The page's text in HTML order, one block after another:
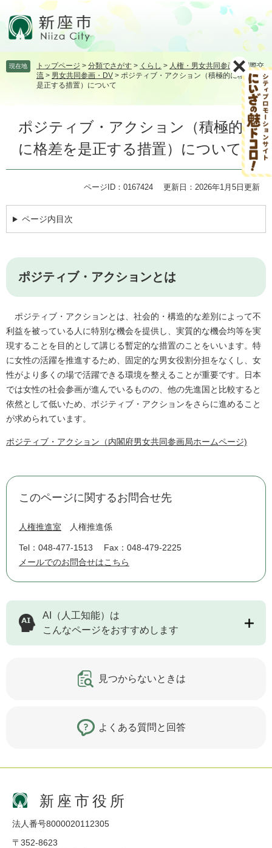
頭飛 現在地 トップページ > 分類でさがす > くらし > 人権・男女共同参画・国際交
流 > 男女共同参画・DV > ポジティブ・アクション（積極的に格差を
是正する措置）について
ポジティブ・アクション（積極的
に格差を是正する措置）について
ページID：0167424 更新日：2026年1月5日更新
ページ内目次
ポジティブ・アクションとは
ポジティブ・アクションとは、社会的・構造的な差別によって不
利益を被っている人に特別な機会を提供し、実質的な機会均等を実
現することを目的として講じる暫定的な措置のことをいいます。特
に女性の活躍を推進するため、固定的な男女役割分担をなくし、女
性がより多くの場で活躍できる環境を整えることが重要です。日本
では女性の社会参画が進んでいるものの、他の先進国と比較すると
依然として低いため、ポジティブ・アクションをさらに進めること
が求められています。
ポジティブ・アクション（内閣府男女共同参画局ホームページ)
このページに関するお問合せ先
人権推進室 人権推進係
Tel：048-477-1513
Fax：048-479-2225
メールでのお問合せはこちら
AI（人工知能）は
こんなページをおすすめします
見つからないときは
よくある質問と回答
新座市役所
法人番号8000020112305
〒352-8623